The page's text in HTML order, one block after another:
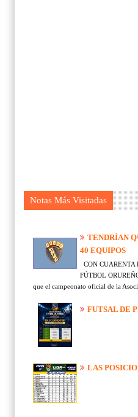
Notas Más Visitadas
TENDRÍAN
40 EQUIPOS
CON CUARENTA
FÚTBOL
que el campeonato oficial de la
FUTSAL DE
LAS